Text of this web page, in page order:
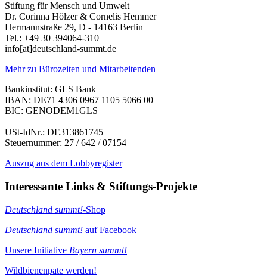
Stiftung für Mensch und Umwelt
Dr. Corinna Hölzer & Cornelis Hemmer
Hermannstraße 29, D - 14163 Berlin
Tel.: +49 30 394064-310
info[at]deutschland-summt.de
Mehr zu Bürozeiten und Mitarbeitenden
Bankinstitut: GLS Bank
IBAN: DE71 4306 0967 1105 5066 00
BIC: GENODEM1GLS
USt-IdNr.: DE313861745
Steuernummer: 27 / 642 / 07154
Auszug aus dem Lobbyregister
Interessante Links & Stiftungs-Projekte
Deutschland summt!-Shop
Deutschland summt! auf Facebook
Unsere Initiative Bayern summt!
Wildbienenpate werden!